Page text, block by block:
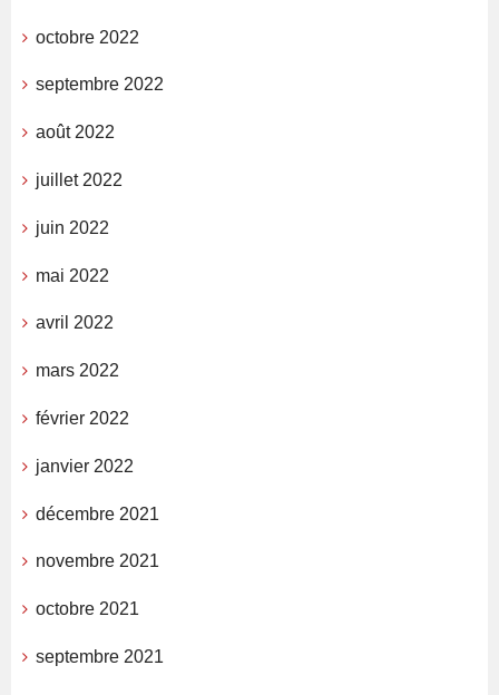
octobre 2022
septembre 2022
août 2022
juillet 2022
juin 2022
mai 2022
avril 2022
mars 2022
février 2022
janvier 2022
décembre 2021
novembre 2021
octobre 2021
septembre 2021